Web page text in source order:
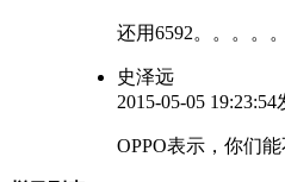
还用6592。。。。
史泽远
2015-05-05 19:23:54
OPPO表示，你们